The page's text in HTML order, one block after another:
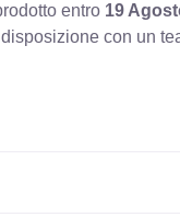
entro 19
con un